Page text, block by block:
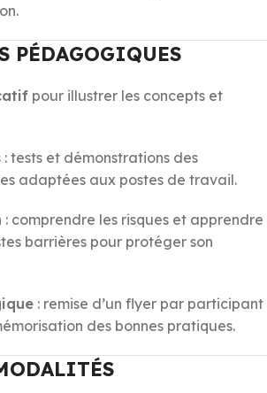
PÉDAGOGIQUES
pour illustrer les concepts et
: tests et démonstrations des
adaptées aux postes de travail.
: comprendre les risques et apprendre
barrières pour protéger son
: remise d’un flyer par participant
des bonnes pratiques.